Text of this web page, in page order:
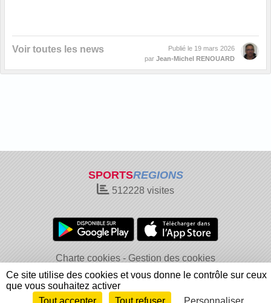
Voir toutes les news Publié le 19 mars 2026
par Jean-Michel RENOUARD
SPORTSREGIONS
512228 visites
Charte cookies
Gestion des cookies
Informations légales
Signaler un contenu inapproprié
Ce site utilise des cookies et vous donne le contrôle sur ceux
que vous souhaitez activer
Tout accepter
Tout refuser Personnaliser